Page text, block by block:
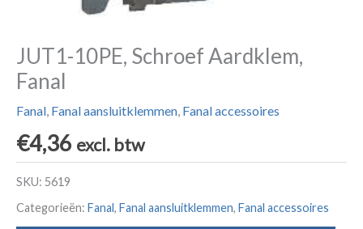
JUT1-10PE, Schroef Aardklem,
Fanal
Fanal, Fanal aansluitklemmen, Fanal accessoires
€4,36 excl. btw
SKU: 5619
Categorieën: Fanal, Fanal aansluitklemmen, Fanal accessoires